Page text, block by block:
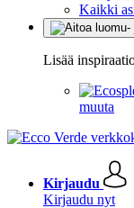
Kaikki
Lisää
muuta
Kirjaudu
Kirjaudu nyt